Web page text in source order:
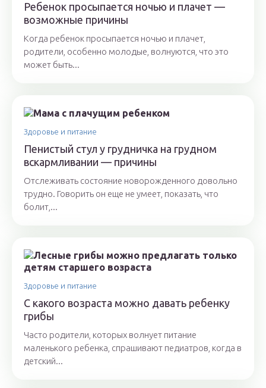
Ребенок просыпается ночью и плачет —
возможные причины
Когда ребенок просыпается ночью и плачет,
родители, особенно молодые, волнуются, что это
может быть...
Здоровье и питание
Пенистый стул у грудничка на грудном
вскармливании — причины
Отслеживать состояние новорожденного довольно
трудно. Говорить он еще не умеет, показать, что
болит,...
Здоровье и питание
С какого возраста можно давать ребенку
грибы
Часто родители, которых волнует питание
маленького ребенка, спрашивают педиатров, когда в
детский...